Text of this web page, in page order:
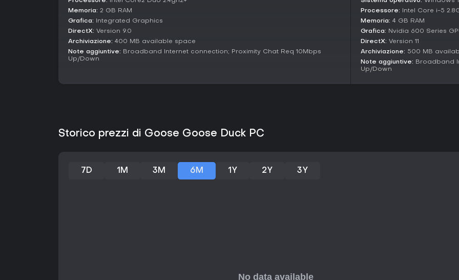
Se ami il social deduction,
ruoli unici in sette modalità,
solitari potrebbero trovare
private il divertimento di
Memoria: 2 GB RAM
Grafica: Integrated Graphics
DirectX: Version 9.0
Archiviazione: 400 MB available space
Note aggiuntive: Broadband Internet connection; Proximity Chat Req 10Mbps
Up/Down
Processore: Intel Core i-5
Memoria: 4 GB RAM
Grafica: Nvidia 600 Series
DirectX: Version 11
Archiviazione: 500 MB
Note aggiuntive: Broadband
Up/Down
Storico prezzi di Goose Goose Duck PC
7D 1M 3M 6M 1Y 2Y 3Y